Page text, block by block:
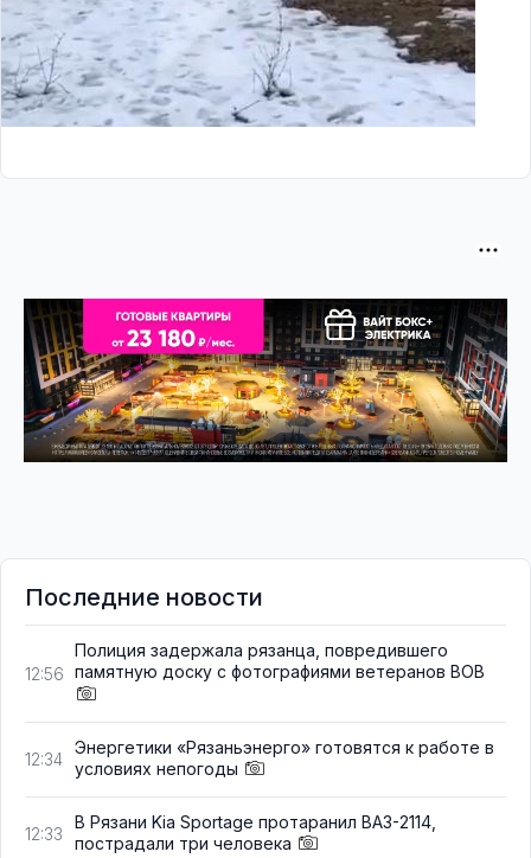
Последние новости
12:56
Полиция задержала рязанца, повредившего
памятную доску с фотографиями ветеранов ВОВ
12:34
Энергетики «Рязаньэнерго» готовятся к работе в
условиях непогоды
12:33
В Рязани Kia Sportage протаранил ВАЗ-2114,
пострадали три человека